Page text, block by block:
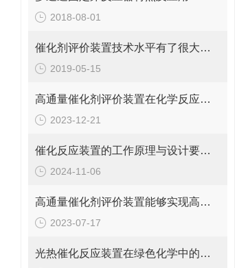
2018-08-01
催化剂评价装置技术水平有了很大的提高
2019-05-15
高通量催化剂评价装置在化学反应和材料科学研究中的应用与优势
2023-12-21
催化反应装置的工作原理与设计要点说明
2024-11-06
高通量催化剂评价装置能够实现高通量测试和全面表征
2023-07-17
光热催化反应装置在绿色化学中的关键作用